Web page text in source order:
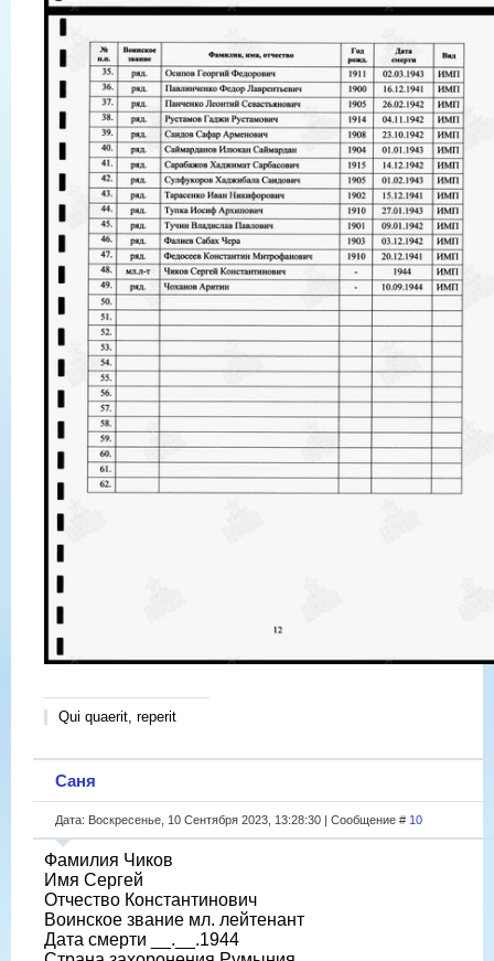
Qui quaerit, reperit
Саня
Дата: Воскресенье, 10 Сентября 2023, 13:28:30 | Сообщение # 10
Фамилия Чиков
Имя Сергей
Отчество Константинович
Воинское звание мл. лейтенант
Дата смерти __.__.1944